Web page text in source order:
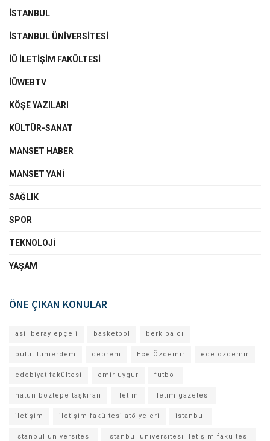
İSTANBUL
İSTANBUL ÜNIVERSITESI
İÜ İLETIŞIM FAKÜLTESI
İÜWEBTV
KÖŞE YAZILARI
KÜLTÜR-SANAT
MANSET HABER
MANSET YANI
SAĞLIK
SPOR
TEKNOLOJI
YAŞAM
ÖNE ÇIKAN KONULAR
asil beray epçeli basketbol berk balcı
bulut tümerdem deprem Ece Özdemir ece özdemir
edebiyat fakültesi emir uygur futbol
hatun boztepe taşkıran iletim iletim gazetesi
iletişim iletişim fakültesi atölyeleri istanbul
istanbul üniversitesi istanbul üniversitesi iletişim fakültesi